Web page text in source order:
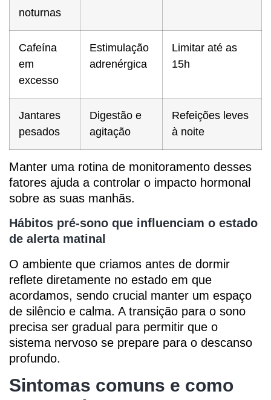
noturnas
Cafeína
em
excesso
Estimulação
adrenérgica
Limitar até as
15h
Jantares
pesados
Digestão e
agitação
Refeições leves
à noite
Manter uma rotina de monitoramento desses
fatores ajuda a controlar o impacto hormonal
sobre as suas manhãs.
Hábitos pré-sono que influenciam o estado
de alerta matinal
O ambiente que criamos antes de dormir
reflete diretamente no estado em que
acordamos, sendo crucial manter um espaço
de silêncio e calma. A transição para o sono
precisa ser gradual para permitir que o
sistema nervoso se prepare para o descanso
profundo.
Sintomas comuns e como